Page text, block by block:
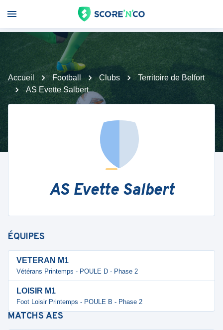
Accueil Football Clubs
Territoire de Belfort
AS Evette Salbert
AS Evette Salbert
ÉQUIPES
VETERAN M1
Vétérans Printemps - POULE D - Phase 2
LOISIR M1
Foot Loisir Printemps - POULE B - Phase 2
MATCHS AES